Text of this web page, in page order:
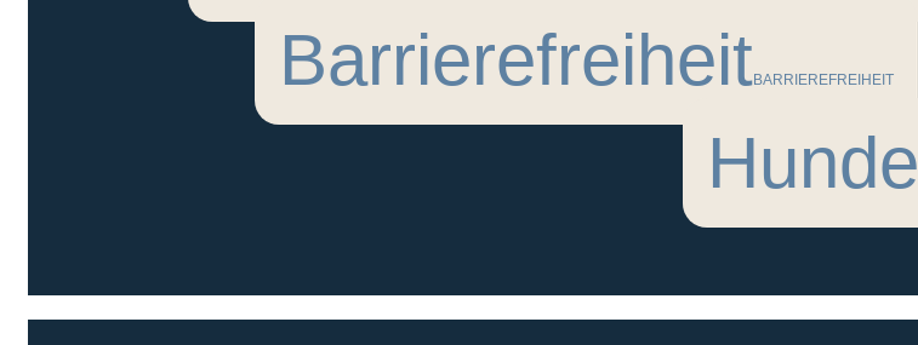
BarrierefreiheitBARRIEREFREIHEIT
Hunde